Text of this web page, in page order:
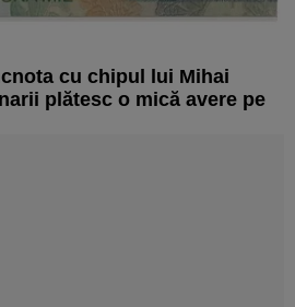
cu chipul lui Mihai
plătesc o mică avere pe